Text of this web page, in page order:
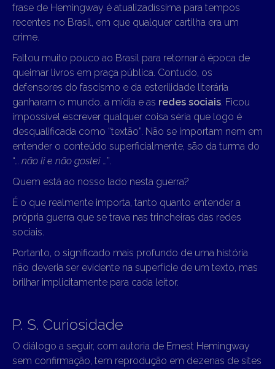
frase de Hemingway é atualizadíssima para tempos
recentes no Brasil, em que qualquer cartilha era um
crime.
Faltou muito pouco ao Brasil para retornar à época de
queimar livros em praça pública. Contudo, os
defensores do fascismo e da esterilidade literária
ganharam o mundo, a mídia e as redes sociais. Ficou
impossível escrever qualquer coisa séria que logo é
desqualificada como “textão”. Não se importam nem em
entender o conteúdo superficialmente, são da turma do
“… não li e não gostei…”.
Quem está ao nosso lado nesta guerra?
É o que realmente importa, tanto quanto entender a
própria guerra que se trava nas trincheiras das redes
sociais.
Portanto, o significado mais profundo de uma história
não deveria ser evidente na superfície de um texto, mas
brilhar implicitamente para cada leitor.
P. S. Curiosidade
O diálogo a seguir, com autoria de Ernest Hemingway
sem confirmação, tem reprodução em dezenas de sites